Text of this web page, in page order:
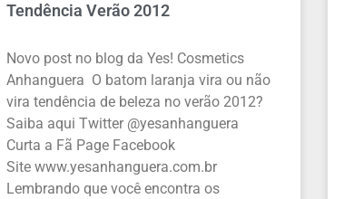
Tendência Verão 2012
Novo post no blog da Yes! Cosmetics
Anhanguera O batom laranja vira ou não
vira tendência de beleza no verão 2012?
Saiba aqui Twitter @yesanhanguera
Curta a Fã Page Facebook
Site www.yesanhanguera.com.br
Lembrando que você encontra os